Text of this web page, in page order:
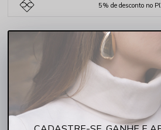
5% de desconto no
COMPARTILHE:
DESCRIÇÃO COMPLETA
Código identificador (SKU):
252035-
A Calça Feminina Mom Jeans Cintura Alta
reinventa o clássico jeans mom com um
conforto e estilo.